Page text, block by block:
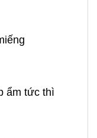
ẩm tức thì